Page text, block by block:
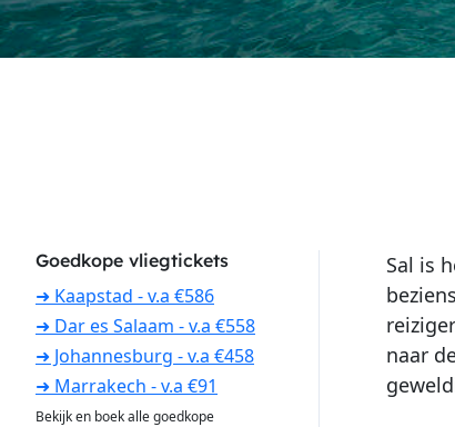
Goedkope vliegtickets
➜ Kaapstad - v.a €586
➜ Dar es Salaam - v.a €558
➜ Johannesburg - v.a €458
➜ Marrakech - v.a €91
Bekijk en boek alle goedkope
Sal is
naar